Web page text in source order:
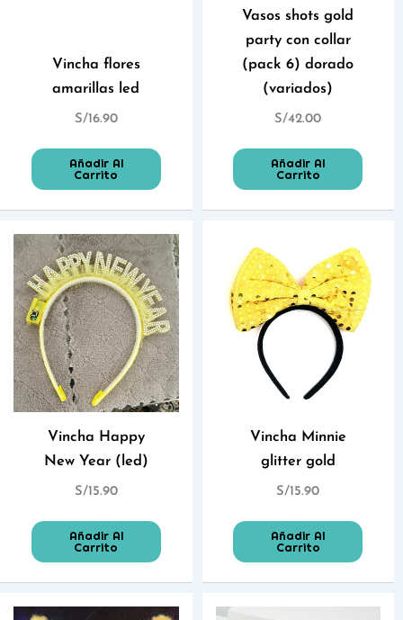
Vincha flores
amarillas led
S/16.90
Añadir Al
Carrito
Vasos shots gold
party con collar
(pack 6) dorado
(variados)
S/42.00
Añadir Al
Carrito
Vincha Happy
New Year (led)
S/15.90
Añadir Al
Carrito
Vincha Minnie
glitter gold
S/15.90
Añadir Al
Carrito